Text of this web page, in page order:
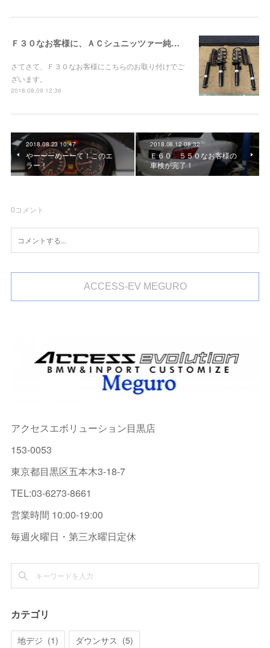
Ｆ３０なお客様に、ＡＣシュニッツァー純正形状サスペンションお取り付け！
さてさて、Ｆ３０なお客様にこちらのお取り付けでご
ざいます。
2018.08.09 12:36
2018.08.23 10:47
やーーーめーーて！このエ
ラー！
2018.08.12 08:32
Ｅ６０ ５５０なお客様の
車検が完了！
0コメント
ACCESS-EV MEGURO
アクセスエボリューション目黒店
153-0053
東京都目黒区五本木3-18-7
TEL:03-6273-8661
営業時間 10:00-19:00
毎週火曜日・第三水曜日定休
カテゴリ
地デジ (1) ダウンサス (5)